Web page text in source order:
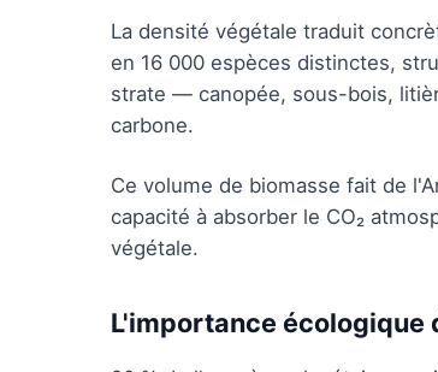
La densité végétale traduit
en 16 000 espèces distinctes,
strate — canopée, sous-bois,
carbone.
Ce volume de biomasse fait de
capacité à absorber le CO₂
végétale.
L'importance écologique